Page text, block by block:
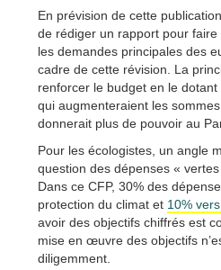
En prévision de cette
de rédiger un rapport pour
les demandes principales des
cadre de cette révision. La
renforcer le budget en le
qui augmenteraient les
donnerait plus de pouvoir au
Pour les écologistes, un angle
question des dépenses «
Dans ce CFP, 30% des
protection du climat et 10%
avoir des objectifs chiffrés est
mise en œuvre des objectifs
diligemment.